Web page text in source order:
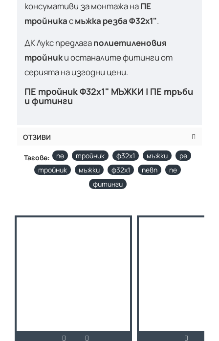
консумативи за монтажа наПЕ
тройникасмъжка резба Ф32х1".
ДК Лукс предлагаполиетиленовия
тройники останалите фитинги от
серията на изгодни цени.
ПЕ тройник Ф32х1" МЪЖКИ | ПЕ тръби
и фитинги
ОТЗИВИ
Тагове: пе тройник ф32х1 мъжки
pe
тройник
мъжки ф32х1 певп
пе
фитинги